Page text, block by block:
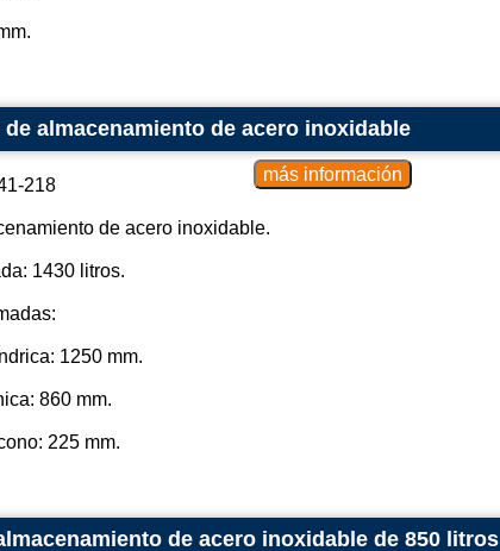
almacenamiento de acero inoxidable
218
de acero inoxidable.
1430 litros.
1250 mm.
860 mm.
225 mm.
de acero inoxidable de 850 litros